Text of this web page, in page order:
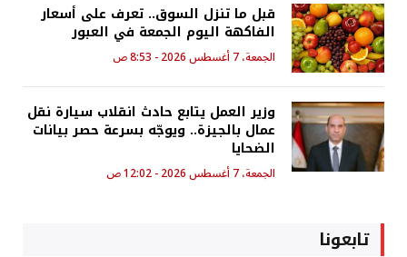
قبل ما تنزل السوق.. تعرف على أسعار
الفاكهة اليوم الجمعة في العبور
الجمعة، 7 أغسطس 2026 - 8:53 ص
وزير العمل يتابع حادث انقلاب سيارة نقل
عمال بالجيزة.. ويوجّه بسرعة حصر بيانات
الضحايا
الجمعة، 7 أغسطس 2026 - 12:02 ص
تابعونا